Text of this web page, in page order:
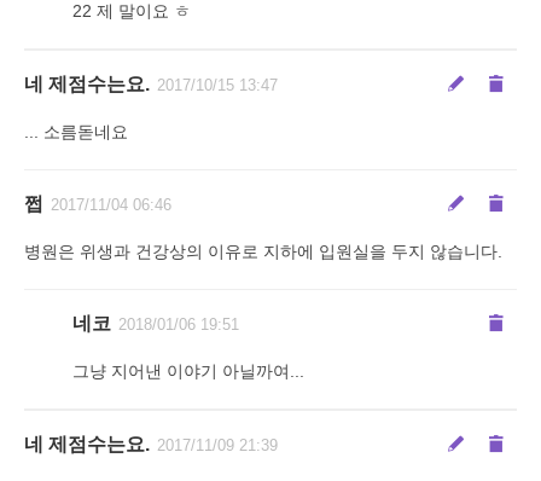
22 제 말이요 ㅎ
네 제점수는요. 2017/10/15 13:47
... 소름돋네요
쩝 2017/11/04 06:46
병원은 위생과 건강상의 이유로 지하에 입원실을 두지 않습니다.
네코 2018/01/06 19:51
그냥 지어낸 이야기 아닐까여...
네 제점수는요. 2017/11/09 21:39